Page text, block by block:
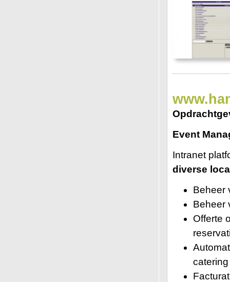
Event
Intranet
diverse
Beheer
Beheer
Offerte
catering